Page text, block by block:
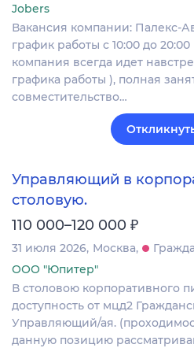
Jobers
Вакансия компании: Палекс-
график работы с 10:00 до
компания всегда идет
графика работы ), полная
совместительство…
Управляющий в
столовую.
110 000–120 000 ₽
31 июля 2026 Москва
ООО "Юпитер"
В столовою корпоративного
доступность от мцд2
Управляющий/ая.
данную позицию